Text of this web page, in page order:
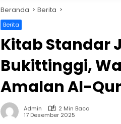
Beranda Berita
Berita
Kitab Standar
Bukittinggi,
Amalan Al-
Admin
2 Min Baca
17 Desember 2025